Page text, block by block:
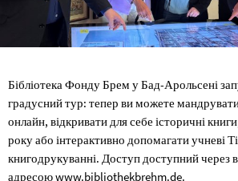
Бібліотека Фонду Брем у Бад-Арольсені
градусний тур: тепер ви можете
онлайн, відкривати для себе історичні
року або інтерактивно допомагати учневі
книгодрукуванні. Доступ доступний через
адресою www.bibliothekbrehm.de.